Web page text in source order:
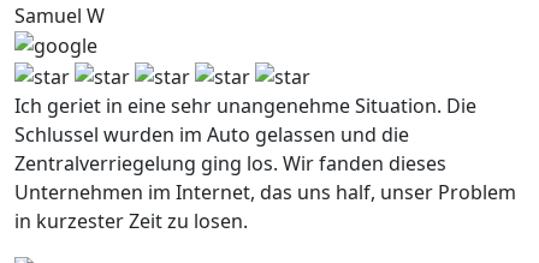
Samuel W
Ich geriet in eine sehr unangenehme Situation. Die
Schlussel wurden im Auto gelassen und die
Zentralverriegelung ging los. Wir fanden dieses
Unternehmen im Internet, das uns half, unser Problem
in kurzester Zeit zu losen.